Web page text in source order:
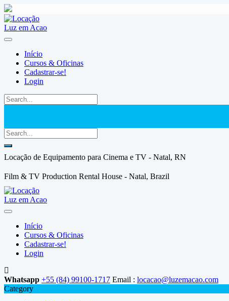
Skip
to
content
Início
Cursos & Oficinas
Cadastrar-se!
Login
Locação de Equipamento para Cinema e TV - Natal, RN
Film & TV Production Rental House - Natal, Brazil
Início
Cursos & Oficinas
Cadastrar-se!
Login
Whatsapp +55 (84) 99100-1717 Email : locacao@luzemacao.com
Category